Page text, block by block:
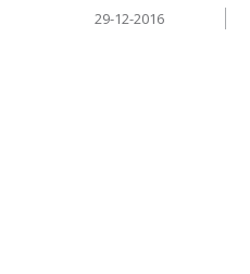
29-12-2016